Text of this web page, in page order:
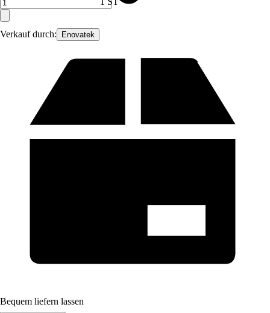
Verkauf durch: Enovatek
Bequem liefern lassen